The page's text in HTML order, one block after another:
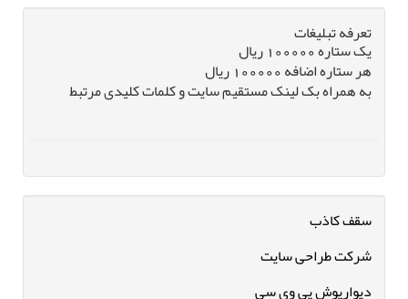
تعرفه تبلیغات
یک ستاره 100000 ریال
هر ستاره اضافه 100000 ریال
به همراه بک لینک مستقیم سایت و کلمات کلیدی مرتبط
سقف کاذب
شرکت طراحی سایت
دیوارپوش پی وی سی